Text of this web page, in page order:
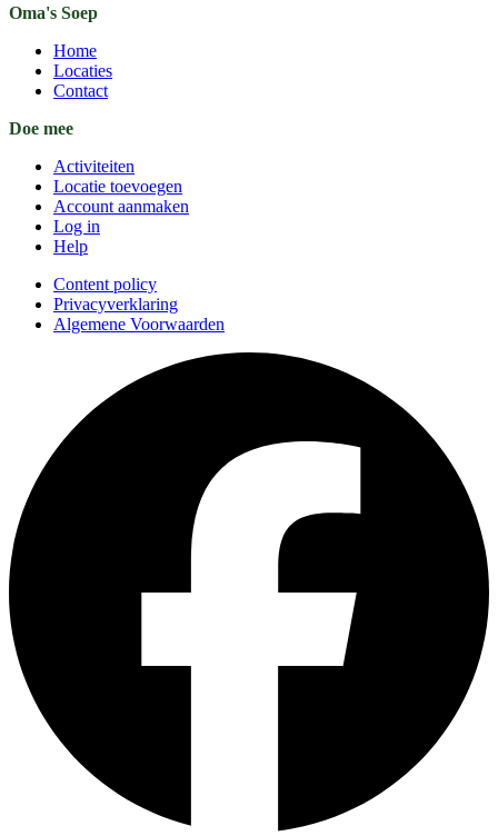
Oma's Soep
Home
Locaties
Contact
Doe mee
Activiteiten
Locatie toevoegen
Account aanmaken
Log in
Help
Content policy
Privacyverklaring
Algemene Voorwaarden